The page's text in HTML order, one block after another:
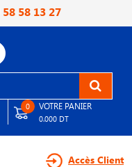
58 58 13 27
0 VOTRE PANIER
0.000 DT
Accès Client